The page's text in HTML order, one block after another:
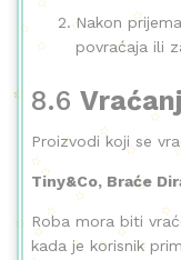
Nakon
povraćaja ili
8.6
Proizvodi koji se
Tiny&Co, Braće
Roba mora biti
kada je korisnik